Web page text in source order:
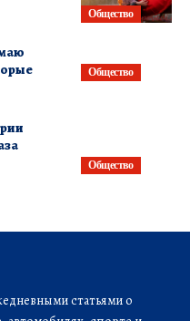
Общество
Общество
Общество
статьями о